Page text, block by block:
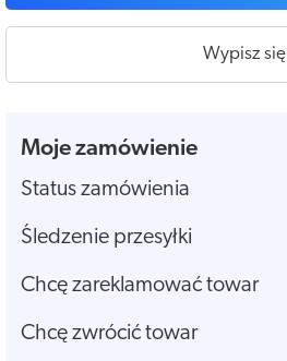
Wypisz się
Moje zamówienie
Status zamówienia
Śledzenie przesyłki
Chcę zareklamować towar
Chcę zwrócić towar